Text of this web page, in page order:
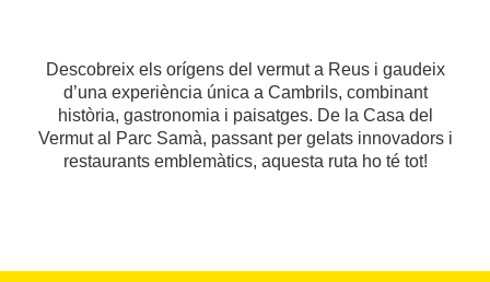
Descobreix els orígens del vermut a Reus i gaudeix
d’una experiència única a Cambrils, combinant
història, gastronomia i paisatges. De la Casa del
Vermut al Parc Samà, passant per gelats innovadors i
restaurants emblemàtics, aquesta ruta ho té tot!